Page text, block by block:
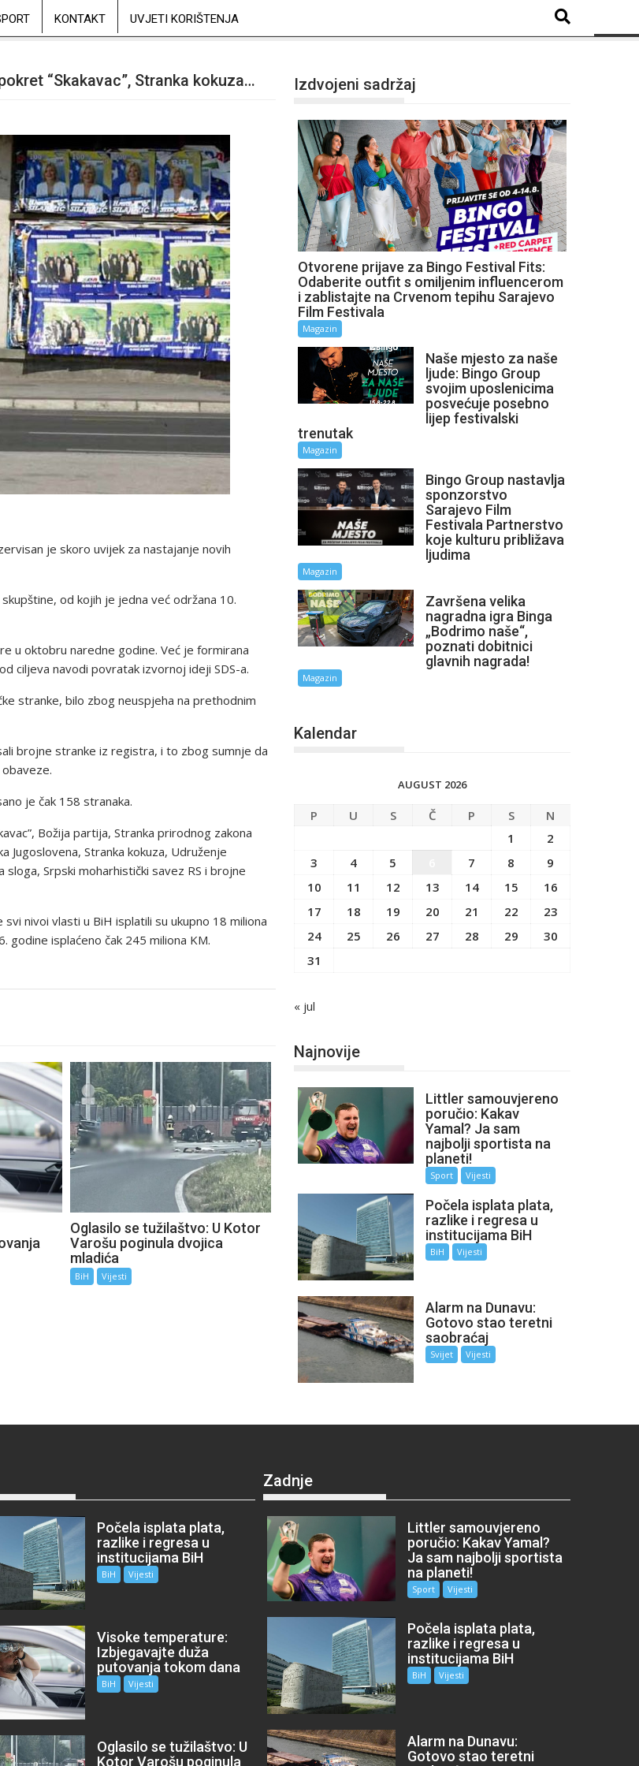
KONTAKT UVJETI KORIŠTENJA
“Skakavac”, Stranka kokuza…
je skoro uvijek za nastajanje novih
od kojih je jedna već održana 10.
u oktobru naredne godine. Već je formirana
ciljeva navodi povratak izvornoj ideji SDS-a.
stranke, bilo zbog neuspjeha na prethodnim
brojne stranke iz registra, i to zbog sumnje da
je čak 158 stranaka.
Božija partija, Stranka prirodnog zakona
Jugoslovena, Stranka kokuza, Udruženje
sloga, Srpski moharhistički savez RS i brojne
nivoi vlasti u BiH isplatili su ukupno 18 miliona
godine isplaćeno čak 245 miliona KM.
Oglasilo se tužilaštvo: U Kotor
Varošu poginula dvojica
mladića
BiH Vijesti
Izdvojeni sadržaj
Otvorene prijave za Bingo Festival Fits:
Odaberite outfit s omiljenim influencerom
i zablistajte na Crvenom tepihu Sarajevo
Film Festivala
Magazin
Naše mjesto za naše
ljude: Bingo Group
svojim uposlenicima
posvećuje posebno
lijep festivalski
trenutak
Magazin
Bingo Group nastavlja
sponzorstvo
Sarajevo Film
Festivala Partnerstvo
koje kulturu približava
ljudima
Magazin
Završena velika
nagradna igra Binga
„Bodrimo naše“,
poznati dobitnici
glavnih nagrada!
Magazin
Kalendar
AUGUST 2026
P U S Č P S
N
1
2
3
4 5 7 8
9
10
11 12 13 14 15
16
17
18 19 20 21 22
23
24
25 26 27 28 29
30
31
« jul
Najnovije
Littler samouvjereno
poručio: Kakav
Yamal? Ja sam
najbolji sportista na
planeti!
Sport Vijesti
Počela isplata plata,
razlike i regresa u
institucijama BiH
BiH Vijesti
Alarm na Dunavu:
Gotovo stao teretni
saobraćaj
Svijet Vijesti
Počela isplata plata,
razlike i regresa u
institucijama BiH
BiH Vijesti
Visoke temperature:
Izbjegavajte duža
putovanja tokom dana
BiH Vijesti
Oglasilo se tužilaštvo: U
Kotor Varošu poginula
Zadnje
Littler samouvjereno
poručio: Kakav Yamal?
Ja sam najbolji sportista
na planeti!
Sport Vijesti
Počela isplata plata,
razlike i regresa u
institucijama BiH
BiH Vijesti
Alarm na Dunavu:
Gotovo stao teretni